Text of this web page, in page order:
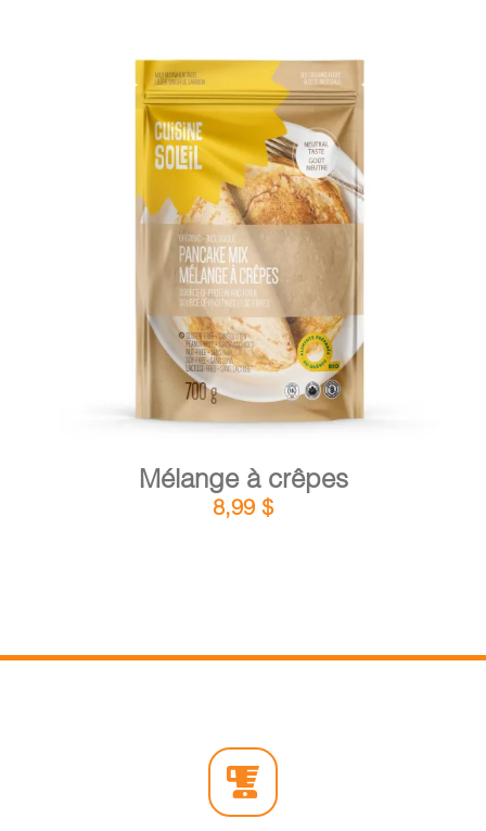
AJOUTER AU PANIER
Mélange à crêpes
8,99 $